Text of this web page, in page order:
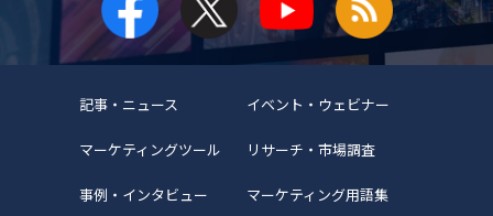
記事・ニュース イベント・ウェビナー
マーケティングツール リサーチ・市場調査
事例・インタビュー マーケティング用語集